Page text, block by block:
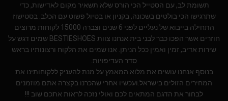
תשומת לב, עם הסטייל הכי הורס שלא תשאיר מקום לאדישות, כדי
שתרגישו הכי בולטים בשכונה, בקניון או בטיול פשוט עם הכלב. בסטישוז
התחילה בייבוא של נעליים לפני 6 שנים וצברה 15000 לקוחות מרוצים
חוזרים אשר הפכו כבר לבני בית.אנחנו צוות BESTIESHOES שמים דגש על
שירות אדיב, זמין ואמין ככל הניתן. אנו שמים את הלקוח ורצונותיו בראש
סדר העדיפויות.
בנוסף אנחנו עושים את מלוא המאמץ על מנת להעניק ללקוחותינו את
המחירים הזולים בישראל.ועכשיו אחרי שהכרנו בקצרה אתם מוזמנים
לבחור את הדגם המתאים לכם ואולי נזכה לראות אתכם שוב !!!